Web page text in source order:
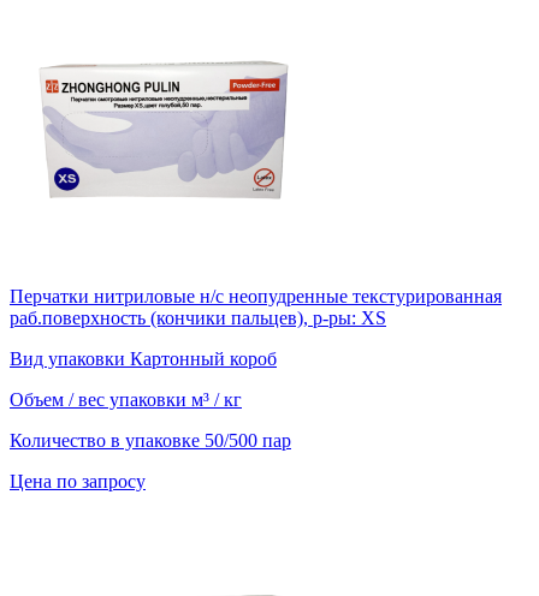
Перчатки нитриловые н/с неопудренные текстурированная
раб.поверхность (кончики пальцев), р-ры: XS
Вид упаковки Картонный короб
Объем / вес упаковки м³ / кг
Количество в упаковке 50/500 пар
Цена по запросу